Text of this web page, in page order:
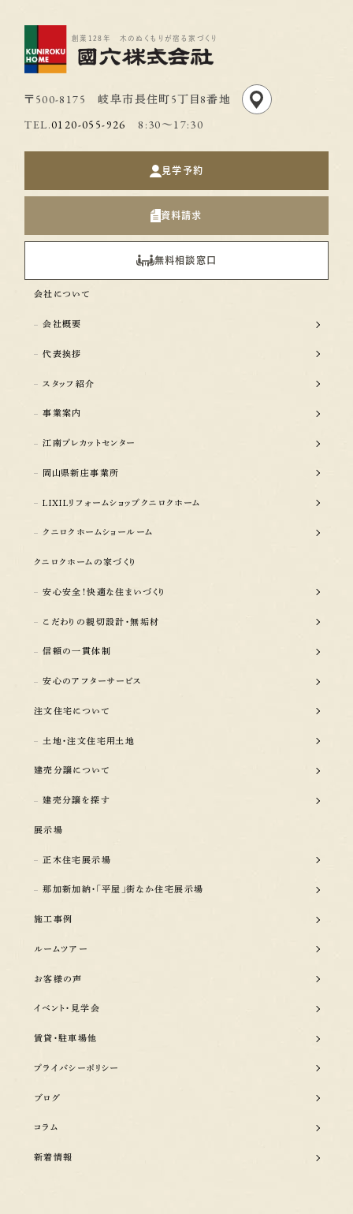
創業128年 木のぬくもりが宿る家づくり
〒500-8175 岐阜市長住町5丁目8番地
TEL.0120-055-926 8:30〜17:30
見学予約
資料請求
無料相談窓口
会社について
会社概要
代表挨拶
スタッフ紹介
事業案内
江南プレカットセンター
岡山県新庄事業所
LIXILリフォームショップクニロクホーム
クニロクホームショールーム
クニロクホームの家づくり
安心安全！快適な住まいづくり
こだわりの親切設計・無垢材
信頼の一貫体制
安心のアフターサービス
注文住宅について
土地・注文住宅用土地
建売分譲について
建売分譲を探す
展示場
正木住宅展示場
那加新加納・「平屋」街なか住宅展示場
施工事例
ルームツアー
お客様の声
イベント・見学会
賃貸・駐車場他
プライバシーポリシー
ブログ
コラム
新着情報